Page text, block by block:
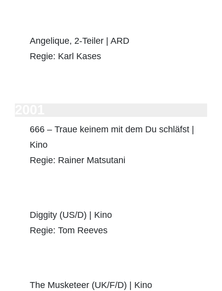
Angelique, 2-Teiler | ARD
Regie: Karl Kases
666 – Traue keinem mit dem Du schläfst |
Kino
Regie: Rainer Matsutani
Diggity (US/D) | Kino
Regie: Tom Reeves
The Musketeer (UK/F/D) | Kino